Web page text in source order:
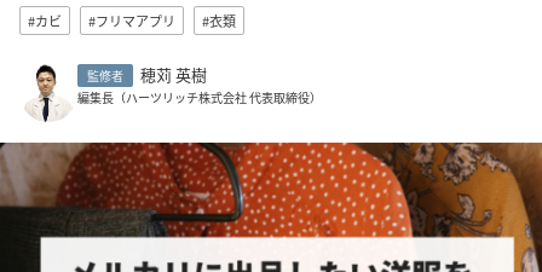
#カビ #フリマアプリ #衣類
監修者 穂苅 英樹
編集長（ハーツリッチ株式会社 代表取締役）